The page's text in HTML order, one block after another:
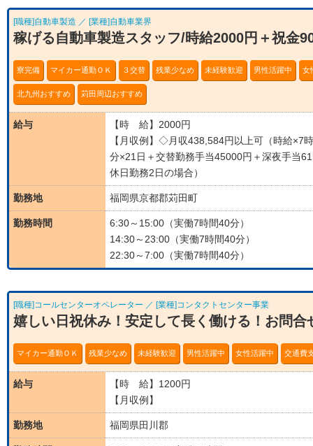
[職種]自動車製造 ／ [業種]自動車業界
稼げる自動車製造スタッフ/時給2000円＋祝金
寮完備 マイカー通勤ＯＫ ３交替 残業少なめ 未経験歓迎 男性活躍中 女
北九州おすすめ 苅田周辺おすすめ
給与
【時 給】2000円
【月収例】◇月収438,584円以上可（時給×7
分×21日＋交替勤務手当45000円＋深夜手当
休日勤務2日の場合）
勤務地 福岡県京都郡苅田町
勤務時間
6:30～15:00（実働7時間40分）
14:30～23:00（実働7時間40分）
22:30～7:00（実働7時間40分）
[職種]コールセンターオペレーター ／ [業種]コンタクトセンター事業
嬉しい日祝休み！安定して長く働ける！お問合
マイカー通勤ＯＫ 残業少なめ 未経験歓迎 男性活躍中 女性活躍中 交通費
給与
【時 給】1200円
【月収例】
勤務地 福岡県田川郡